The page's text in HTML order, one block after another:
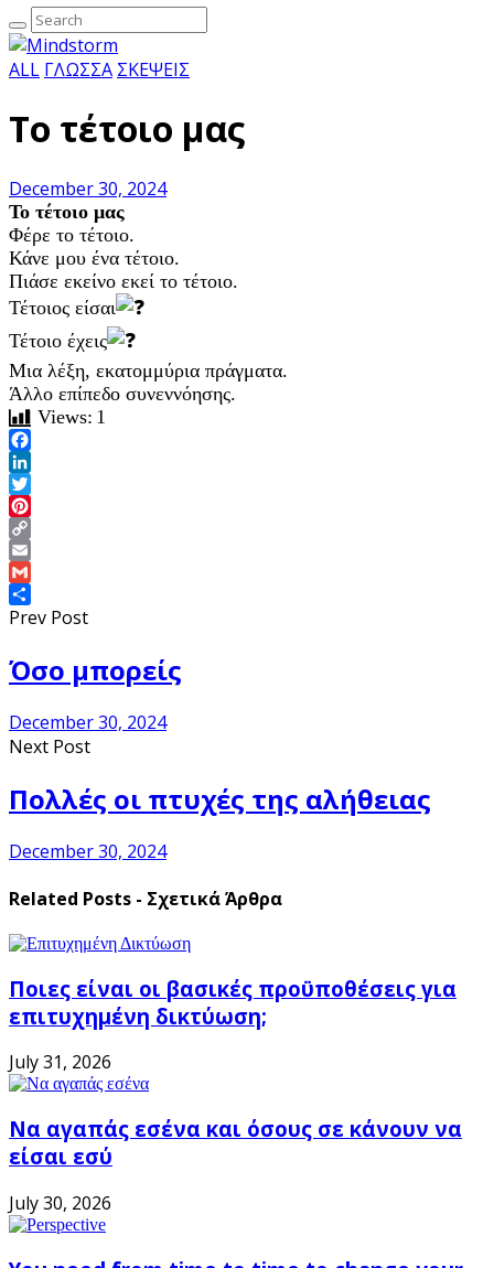
ALL ΓΛΩΣΣΑ ΣΚΕΨΕΙΣ
Το τέτοιο μας
December 30, 2024
Το τέτοιο μας
Φέρε το τέτοιο.
Κάνε μου ένα τέτοιο.
Πιάσε εκείνο εκεί το τέτοιο.
Τέτοιος είσαι
Τέτοιο έχεις
Μια λέξη, εκατομμύρια πράγματα.
Άλλο επίπεδο συνεννόησης.
Views: 1
Facebook
LinkedIn
Twitter
Pinterest
Copy
Link
Email
Gmail
Share
Prev Post
Όσο μπορείς
December 30, 2024
Next Post
Πολλές οι πτυχές της αλήθειας
December 30, 2024
Related Posts - Σχετικά Άρθρα
Ποιες είναι οι βασικές προϋποθέσεις για
επιτυχημένη δικτύωση;
July 31, 2026
Να αγαπάς εσένα και όσους σε κάνουν να
είσαι εσύ
July 30, 2026